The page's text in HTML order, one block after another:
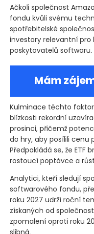
Ačkoli společnost
fondu kvůli svému
spotřebitelské
investory relevantní
poskytovatelů softwaru.
Mám
Kulminace těchto
blízkosti rekordní
prosinci, přičemž
do hry, aby posílili cenu
Předpokládá se, že ETF
rostoucí poptávce a
Analytici, kteří sledují
softwarového fondu,
roku 2027 udrží roční
získaných od
zpomalení oproti roku
slibná.